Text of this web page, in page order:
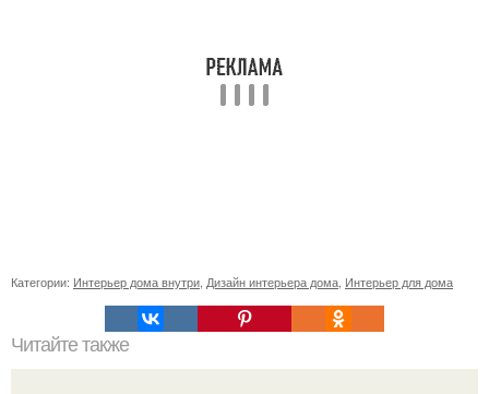
Категории: Интерьер дома внутри Дизайн интерьера дома Интерьер для дома
Читайте также